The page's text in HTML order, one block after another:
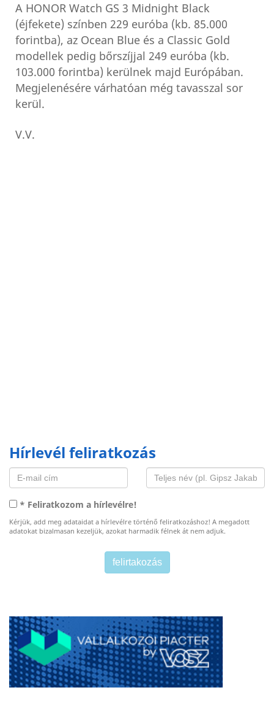
A HONOR Watch GS 3 Midnight Black
(éjfekete) színben 229 euróba (kb. 85.000
forintba), az Ocean Blue és a Classic Gold
modellek pedig bőrszíjjal 249 euróba (kb.
103.000 forintba) kerülnek majd Európában.
Megjelenésére várhatóan még tavasszal sor
kerül.
V.V.
Hírlevél feliratkozás
* Feliratkozom a hírlevélre!
Kérjük, add meg adataidat a hírlevélre történő feliratkozáshoz! A megadott
adatokat bizalmasan kezeljük, azokat harmadik félnek át nem adjuk.